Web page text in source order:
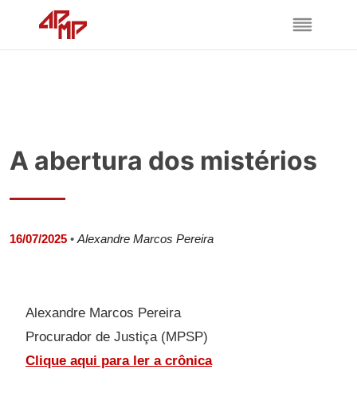
A abertura dos mistérios
16/07/2025 • Alexandre Marcos Pereira
Alexandre Marcos Pereira
Procurador de Justiça (MPSP)
Clique aqui para ler a crônica